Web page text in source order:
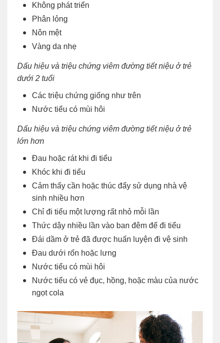
Không phát triển
Phân lỏng
Nôn mệt
Vàng da nhẹ
Dấu hiệu và triệu chứng viêm đường tiết niệu ở trẻ
dưới 2 tuổi
Các triệu chứng giống như trên
Nước tiểu có mùi hôi
Dấu hiệu và triệu chứng viêm đường tiết niệu ở trẻ
lớn hơn
Đau hoặc rát khi đi tiểu
Khóc khi đi tiểu
Cảm thấy cần hoặc thúc đẩy sử dụng nhà vệ
sinh nhiều hơn
Chỉ đi tiểu một lượng rất nhỏ mỗi lần
Thức dậy nhiều lần vào ban đêm để đi tiểu
Đái dầm ở trẻ đã được huấn luyện đi vệ sinh
Đau dưới rốn hoặc lưng
Nước tiểu có mùi hôi
Nước tiểu có vẻ đục, hồng, hoặc màu của nước
ngọt cola